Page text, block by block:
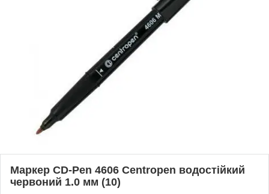
Маркер CD-Pen 4606 Centropen водостійкий
червоний 1.0 мм (10)